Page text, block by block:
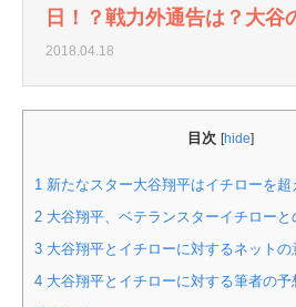
日！？戦力外通告は？大谷
2018.04.18
目次 [hide]
1 新たなスター大谷翔平はイチローを超
2 大谷翔平、ベテランスターイチローと
3 大谷翔平とイチローに対するネットの
4 大谷翔平とイチローに対する筆者の予